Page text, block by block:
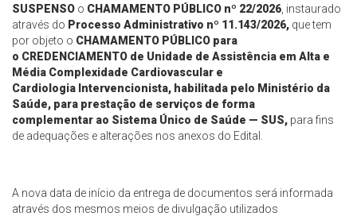
SUSPENSO o CHAMAMENTO PÚBLICO nº 22/2026 , instaurado
através do Processo Administrativo nº 11.143/2026, que tem
por objeto o CHAMAMENTO PÚBLICO para
o CREDENCIAMENTO de Unidade de Assistência em Alta e
Média Complexidade Cardiovascular e
Cardiologia Intervencionista, habilitada pelo Ministério da
Saúde, para prestação de serviços de forma
complementar ao Sistema Único de Saúde — SUS, para fins
de adequações e alterações nos anexos do Edital.
A nova data de início da entrega de documentos será informada
através dos mesmos meios de divulgação utilizados